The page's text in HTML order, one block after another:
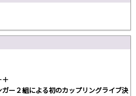
＋
ー２組による初のカップリングライブ決